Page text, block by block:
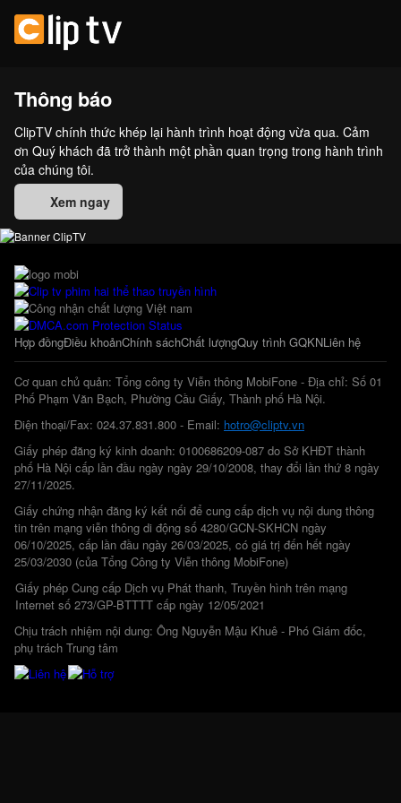
Thông báo
ClipTV chính thức khép lại hành trình hoạt động vừa qua. Cảm
ơn Quý khách đã trở thành một phần quan trọng trong hành trình
của chúng tôi.
Xem ngay
Hợp đồngĐiều khoảnChính sáchChất lượngQuy trình GQKNLiên hệ
Cơ quan chủ quản: Tổng công ty Viễn thông MobiFone - Địa chỉ: Số 01
Phố Phạm Văn Bạch, Phường Cầu Giấy, Thành phố Hà Nội.
Điện thoại/Fax: 024.37.831.800 - Email: hotro@cliptv.vn
Giấy phép đăng ký kinh doanh: 0100686209-087 do Sở KHĐT thành
phố Hà Nội cấp lần đầu ngày ngày 29/10/2008, thay đổi lần thứ 8 ngày
27/11/2025.
Giấy chứng nhận đăng ký kết nối để cung cấp dịch vụ nội dung thông
tin trên mạng viễn thông di động số 4280/GCN-SKHCN ngày
06/10/2025, cấp lần đầu ngày 26/03/2025, có giá trị đến hết ngày
25/03/2030 (của Tổng Công ty Viễn thông MobiFone)
Giấy phép Cung cấp Dịch vụ Phát thanh, Truyền hình trên mạng
Internet số 273/GP-BTTTT cấp ngày 12/05/2021
Chịu trách nhiệm nội dung: Ông Nguyễn Mậu Khuê - Phó Giám đốc,
phụ trách Trung tâm